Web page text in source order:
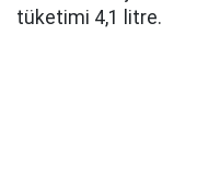
tüketimi 4,1 litre.